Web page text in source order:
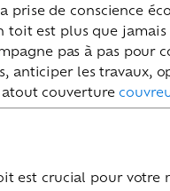
prise de conscience
toit est plus que
pas à pas pour
anticiper les travaux,
couverture
est crucial pour votre